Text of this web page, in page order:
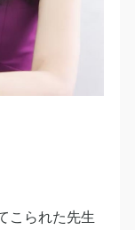
こられた先生